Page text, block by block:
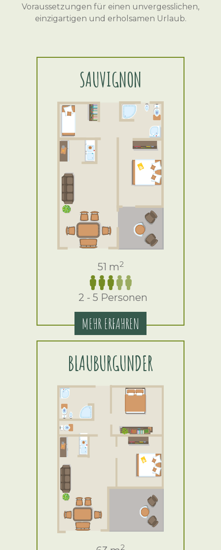
Voraussetzungen für einen unvergesslichen,
einzigartigen und erholsamen Urlaub.
SAUVIGNON
51 m2
2 - 5 Personen
MEHR ERFAHREN
BLAUBURGUNDER
2